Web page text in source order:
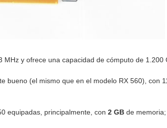
y ofrece una capacidad de cómputo de 1.200
bueno (el mismo que en el modelo RX 560), con
equipadas, principalmente, con 2 GB de